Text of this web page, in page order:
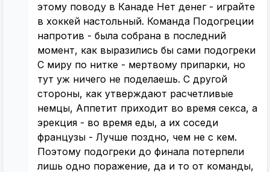
этому поводу в Канаде Нет денег - играйте
в хоккей настольный. Команда Подогреции
напротив - была собрана в последний
момент, как выразились бы сами подогреки
С миру по нитке - мертвому припарки, но
тут уж ничего не поделаешь. С другой
стороны, как утверждают расчетливые
немцы, Аппетит приходит во время секса, а
эрекция - во время еды, а их соседи
французы - Лучше поздно, чем не с кем.
Поэтому подогреки до финала потерпели
лишь одно поражение, да и то от команды,